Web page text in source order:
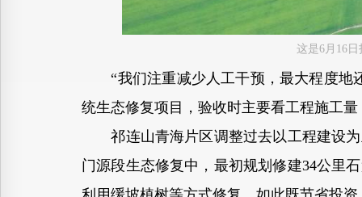
这是6月16
“我们注重减少人工干预，最大程度地
统生态修复项目，验收时主要看工程施工
祁连山青海片区调整过去以工程建设为
门源段生态修复中，最初规划修建34公里